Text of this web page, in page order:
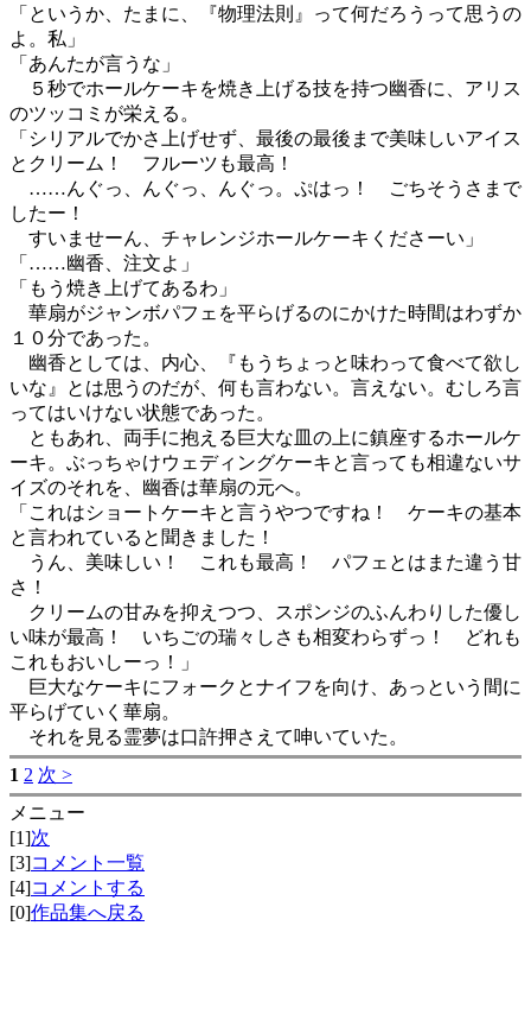
「というか、たまに、『物理法則』って何だろうって思うの
よ。私」
「あんたが言うな」
５秒でホールケーキを焼き上げる技を持つ幽香に、アリス
のツッコミが栄える。
「シリアルでかさ上げせず、最後の最後まで美味しいアイス
とクリーム！ フルーツも最高！
……んぐっ、んぐっ、んぐっ。ぷはっ！ ごちそうさまで
したー！
すいませーん、チャレンジホールケーキくださーい」
「……幽香、注文よ」
「もう焼き上げてあるわ」
華扇がジャンボパフェを平らげるのにかけた時間はわずか
１０分であった。
幽香としては、内心、『もうちょっと味わって食べて欲し
いな』とは思うのだが、何も言わない。言えない。むしろ言
ってはいけない状態であった。
ともあれ、両手に抱える巨大な皿の上に鎮座するホールケ
ーキ。ぶっちゃけウェディングケーキと言っても相違ないサ
イズのそれを、幽香は華扇の元へ。
「これはショートケーキと言うやつですね！ ケーキの基本
と言われていると聞きました！
うん、美味しい！ これも最高！ パフェとはまた違う甘
さ！
クリームの甘みを抑えつつ、スポンジのふんわりした優し
い味が最高！ いちごの瑞々しさも相変わらずっ！ どれも
これもおいしーっ！」
巨大なケーキにフォークとナイフを向け、あっという間に
平らげていく華扇。
それを見る霊夢は口許押さえて呻いていた。
1 2 次 >
メニュー
[1]次
[3]コメント一覧
[4]コメントする
[0]作品集へ戻る